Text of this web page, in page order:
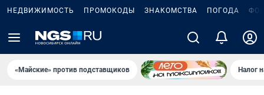
НЕДВИЖИМОСТЬ ПРОМОКОДЫ ЗНАКОМСТВА ПОГОДА
«Майские» против подставщиков Налог